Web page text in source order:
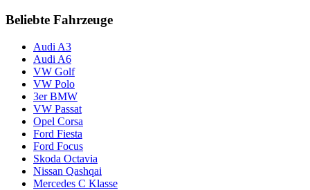
Beliebte Fahrzeuge
Audi A3
Audi A6
VW Golf
VW Polo
3er BMW
VW Passat
Opel Corsa
Ford Fiesta
Ford Focus
Skoda Octavia
Nissan Qashqai
Mercedes C Klasse